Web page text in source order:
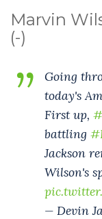
Marvin
(-)
Going
today's
First up,
battling
Jackson
Wilson's
— Devin